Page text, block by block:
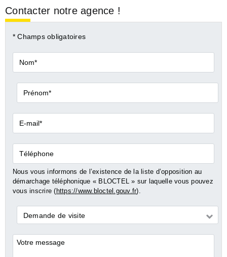
Contacter notre agence !
* Champs obligatoires
Nom*
Prénom*
E-
mail*
Téléphone
Nous vous informons de l’existence de la liste d’opposition au
démarchage téléphonique « BLOCTEL » sur laquelle vous pouvez
vous inscrire ( https://www.bloctel.gouv.fr).
Demande
*
Demande de visite
Commentaires